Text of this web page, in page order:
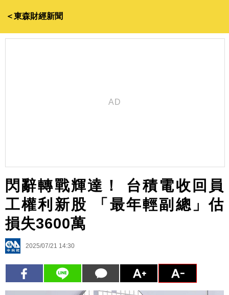
＜東森財經新聞
閃辭轉戰輝達！ 台積電收回員
工權利新股 「最年輕副總」估
損失3600萬
2025/07/21 14:30